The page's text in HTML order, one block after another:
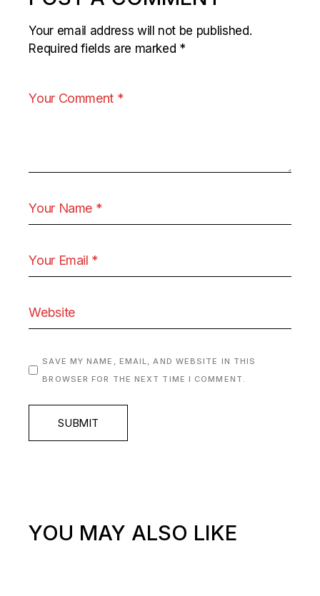
Your email address will not be published.
Required fields are marked *
SAVE MY NAME, EMAIL, AND WEBSITE IN THIS
BROWSER FOR THE NEXT TIME I COMMENT.
SUBMIT
YOU MAY ALSO LIKE